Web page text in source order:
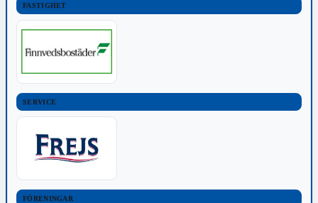
FASTIGHET
SERVICE
FÖRENINGAR